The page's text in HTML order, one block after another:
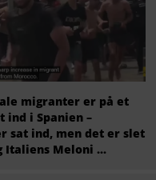
migranter er på et
ind i Spanien –
sat ind, men det er slet
Italiens Meloni ...